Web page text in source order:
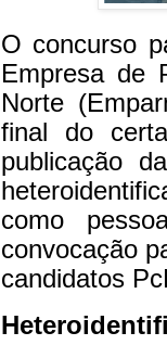
O concurso
Empresa de
Norte
final do
publicação
como
convocação
candidatos